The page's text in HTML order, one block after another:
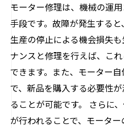
モーター修理は、機械の運
手段です。故障が発生すると
生産の停止による機会損失
ナンスと修理を行えば、こ
できます。また、モーター
で、新品を購入する必要性
ることが可能です。 さらに
が行われることで、モータ